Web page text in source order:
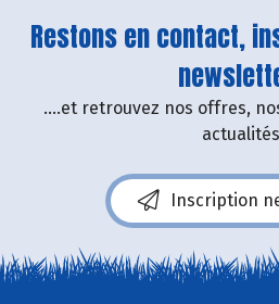
Restons en contact,
....et retrouvez nos offres,
Inscription